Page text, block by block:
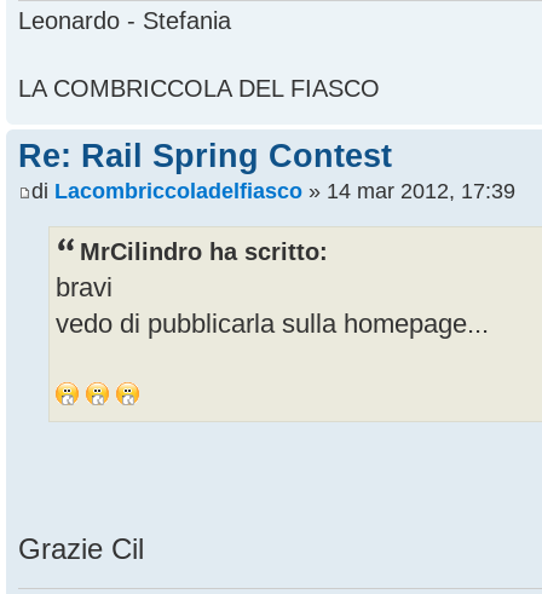
Leonardo - Stefania
LA COMBRICCOLA DEL FIASCO
Re: Rail Spring Contest
di Lacombriccoladelfiasco » 14 mar 2012, 17:39
MrCilindro ha scritto:
bravi
vedo di pubblicarla sulla homepage...
Grazie Cil